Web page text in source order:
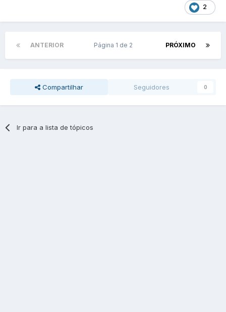
2
ANTERIOR PRÓXIMO
Página 1 de 2
Compartilhar Seguidores 0
Ir para a lista de tópicos